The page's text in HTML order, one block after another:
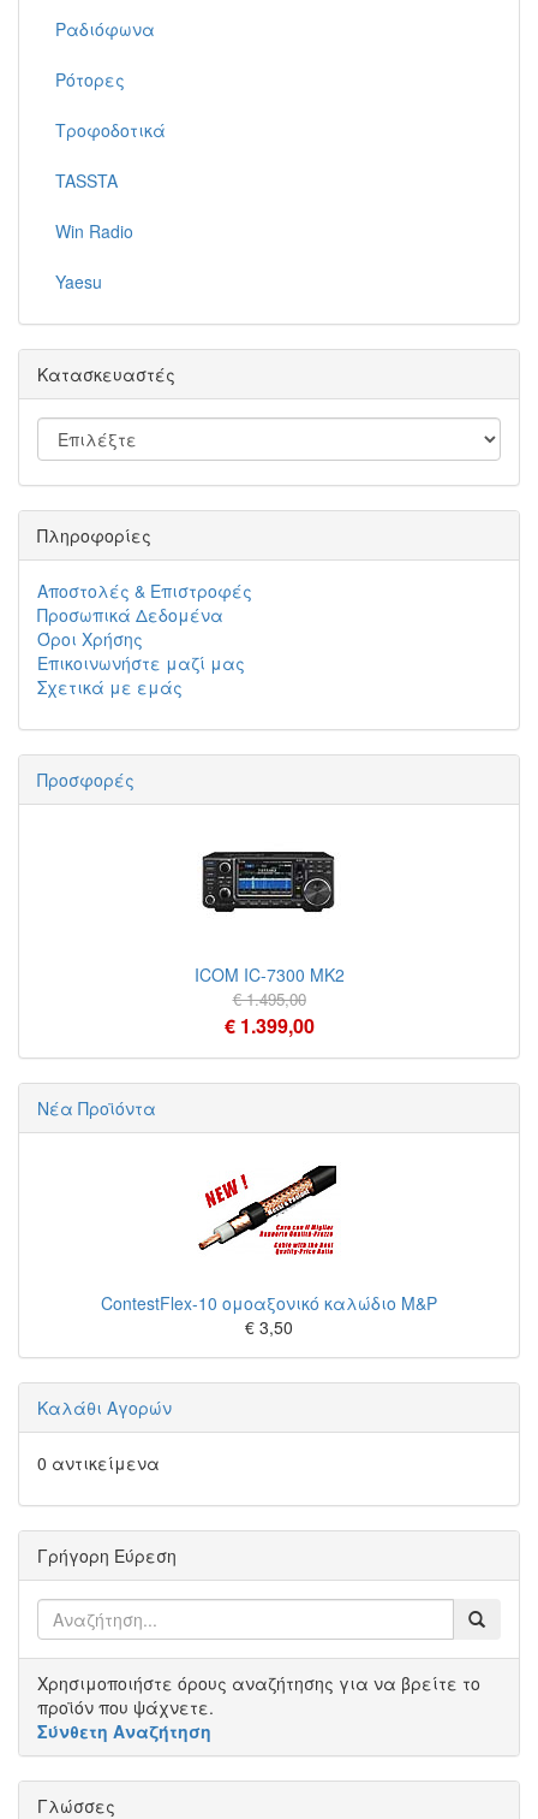
Ραδιόφωνα
Ρότορες
Τροφοδοτικά
TASSTA
Win Radio
Yaesu
Κατασκευαστές
Πληροφορίες
Αποστολές & Επιστροφές
Προσωπικά Δεδομένα
Όροι Χρήσης
Επικοινωνήστε μαζί μας
Σχετικά με εμάς
Προσφορές
ICOM IC-7300 MK2
€ 1.495,00
€ 1.399,00
Νέα Προϊόντα
ContestFlex-10 ομοαξονικό καλώδιο M&P
€ 3,50
Καλάθι Αγορών
0 αντικείμενα
Γρήγορη Εύρεση
Χρησιμοποιήστε όρους αναζήτησης για να βρείτε το
προϊόν που ψάχνετε.
Σύνθετη Αναζήτηση
Γλώσσες